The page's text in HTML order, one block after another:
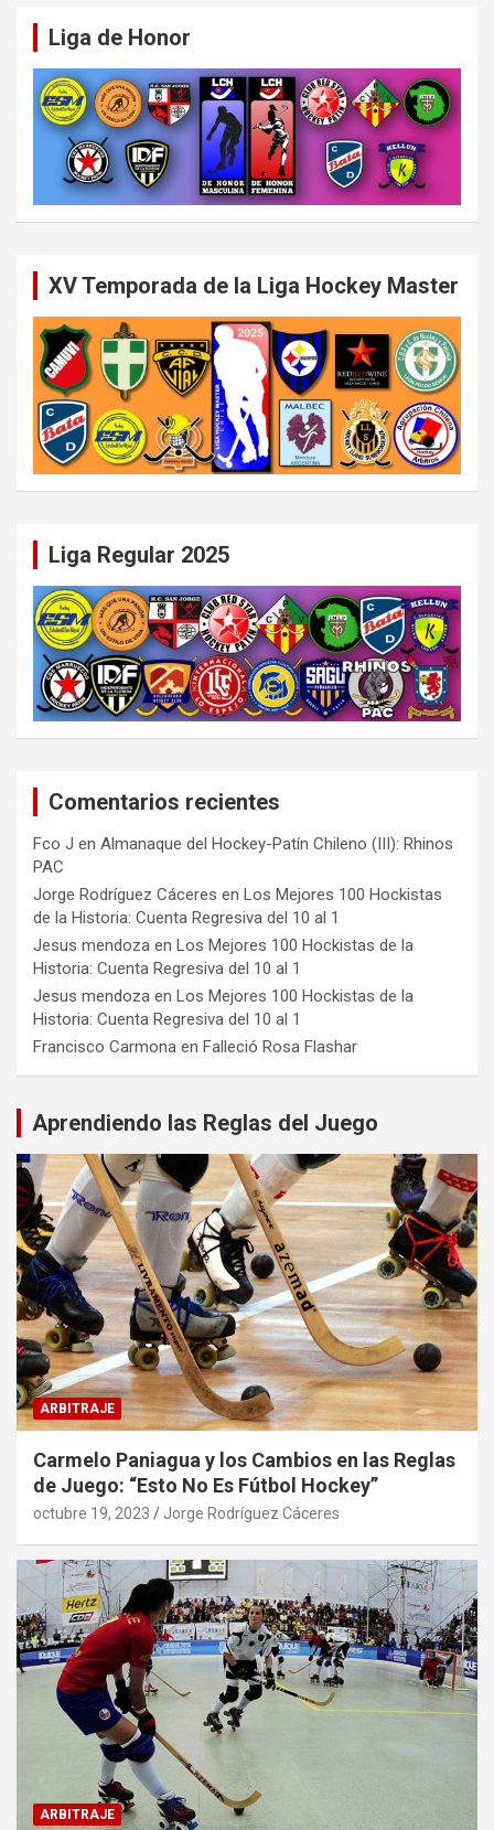
Liga de Honor
XV Temporada de la Liga Hockey Master
Liga Regular 2025
Comentarios recientes
Fco J en Almanaque del Hockey-Patín Chileno (III): Rhinos
PAC
Jorge Rodríguez Cáceres en Los Mejores 100 Hockistas
de la Historia: Cuenta Regresiva del 10 al 1
Jesus mendoza en Los Mejores 100 Hockistas de la
Historia: Cuenta Regresiva del 10 al 1
Jesus mendoza en Los Mejores 100 Hockistas de la
Historia: Cuenta Regresiva del 10 al 1
Francisco Carmona en Falleció Rosa Flashar
Aprendiendo las Reglas del Juego
ARBITRAJE
Carmelo Paniagua y los Cambios en las Reglas
de Juego: “Esto No Es Fútbol Hockey”
octubre 19, 2023 Jorge Rodríguez Cáceres
ARBITRAJE